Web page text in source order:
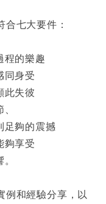
七大要件：
程的樂趣
同身受
此失彼
足夠的震撼
夠享受
例和經驗分享，以